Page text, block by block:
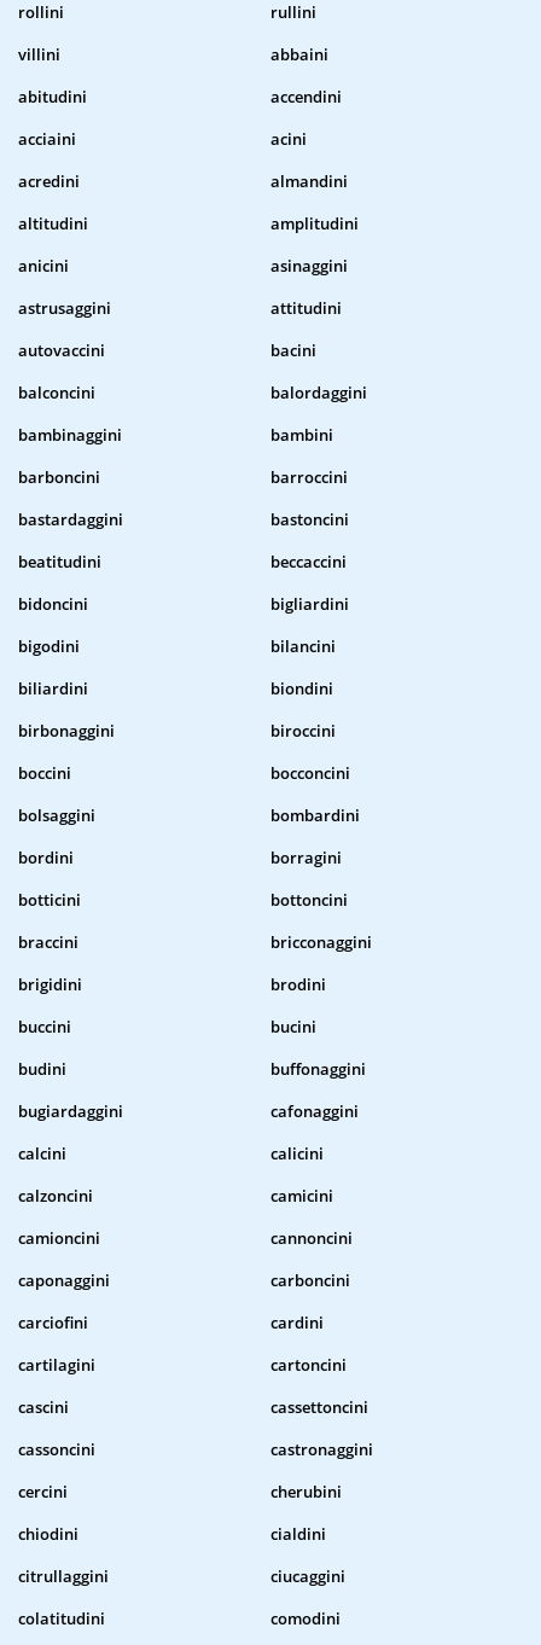
rollini
rullini
villini
abbaini
abitudini
accendini
acciaini
acini
acredini
almandini
altitudini
amplitudini
anicini
asinaggini
astrusaggini
attitudini
autovaccini
bacini
balconcini
balordaggini
bambinaggini
bambini
barboncini
barroccini
bastardaggini
bastoncini
beatitudini
beccaccini
bidoncini
bigliardini
bigodini
bilancini
biliardini
biondini
birbonaggini
biroccini
boccini
bocconcini
bolsaggini
bombardini
bordini
borragini
botticini
bottoncini
braccini
bricconaggini
brigidini
brodini
buccini
bucini
budini
buffonaggini
bugiardaggini
cafonaggini
calcini
calicini
calzoncini
camicini
camioncini
cannoncini
caponaggini
carboncini
carciofini
cardini
cartilagini
cartoncini
cascini
cassettoncini
cassoncini
castronaggini
cercini
cherubini
chiodini
cialdini
citrullaggini
ciucaggini
colatitudini
comodini